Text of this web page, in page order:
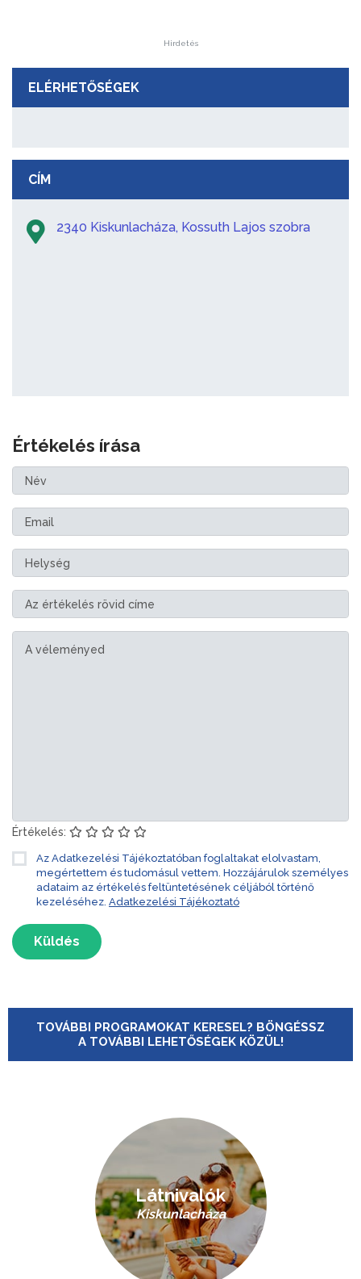
Hirdetés
ELÉRHETŐSÉGEK
CÍM
2340 Kiskunlacháza, Kossuth Lajos szobra
Értékelés írása
Értékelés:
Az Adatkezelési Tájékoztatóban foglaltakat elolvastam,
megértettem és tudomásul vettem. Hozzájárulok személyes
adataim az értékelés feltüntetésének céljából történő
kezeléséhez. Adatkezelési Tájékoztató
Küldés
TOVÁBBI PROGRAMOKAT KERESEL? BÖNGÉSSZ
A TOVÁBBI LEHETŐSÉGEK KÖZÜL!
Látnivalók
Kiskunlacháza